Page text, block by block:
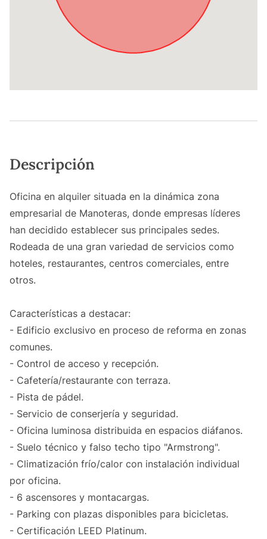
Descripción
Oficina en alquiler situada en la dinámica zona
empresarial de Manoteras, donde empresas líderes
han decidido establecer sus principales sedes.
Rodeada de una gran variedad de servicios como
hoteles, restaurantes, centros comerciales, entre
otros.
Características a destacar:
- Edificio exclusivo en proceso de reforma en zonas
comunes.
- Control de acceso y recepción.
- Cafetería/restaurante con terraza.
- Pista de pádel.
- Servicio de conserjería y seguridad.
- Oficina luminosa distribuida en espacios diáfanos.
- Suelo técnico y falso techo tipo "Armstrong".
- Climatización frío/calor con instalación individual
por oficina.
- 6 ascensores y montacargas.
- Parking con plazas disponibles para bicicletas.
- Certificación LEED Platinum.